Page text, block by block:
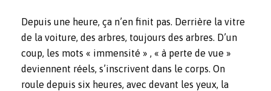
Depuis une heure, ça n’en finit pas. Derrière la vitre
de la voiture, des arbres, toujours des arbres. D’un
coup, les mots « immensité » , « à perte de vue »
deviennent réels, s’inscrivent dans le corps. On
roule depuis six heures, avec devant les yeux, la